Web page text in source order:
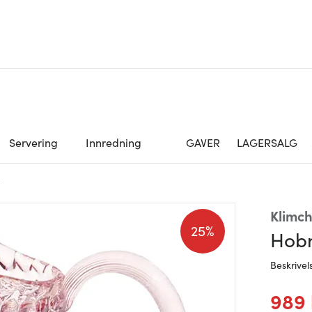
Servering Innredning GAVER LAGERSALG
25%
989